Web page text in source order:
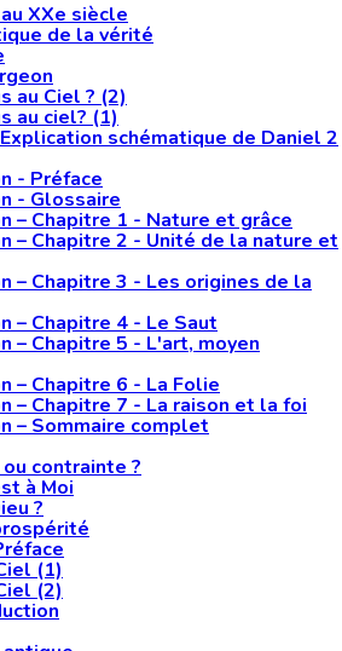
XXe siècle
de la vérité
au Ciel ? (2)
au ciel? (1)
schématique de Daniel 2
- Préface
- Glossaire
– Chapitre 1 - Nature et grâce
– Chapitre 2 - Unité de la nature et
– Chapitre 3 - Les origines de la
– Chapitre 4 - Le Saut
– Chapitre 5 - L'art, moyen
– Chapitre 6 - La Folie
– Chapitre 7 - La raison et la foi
– Sommaire complet
contrainte ?
à Moi
?
(1)
(2)